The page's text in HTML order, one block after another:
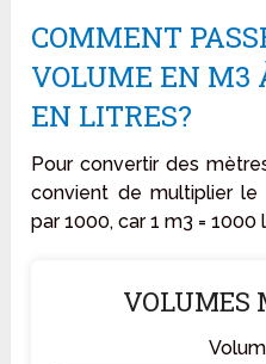
COMMENT
VOLUME EN M3
EN LITRES?
Pour convertir des
convient de multiplier
par 1000, car 1 m3 = 1000
VOLUMES